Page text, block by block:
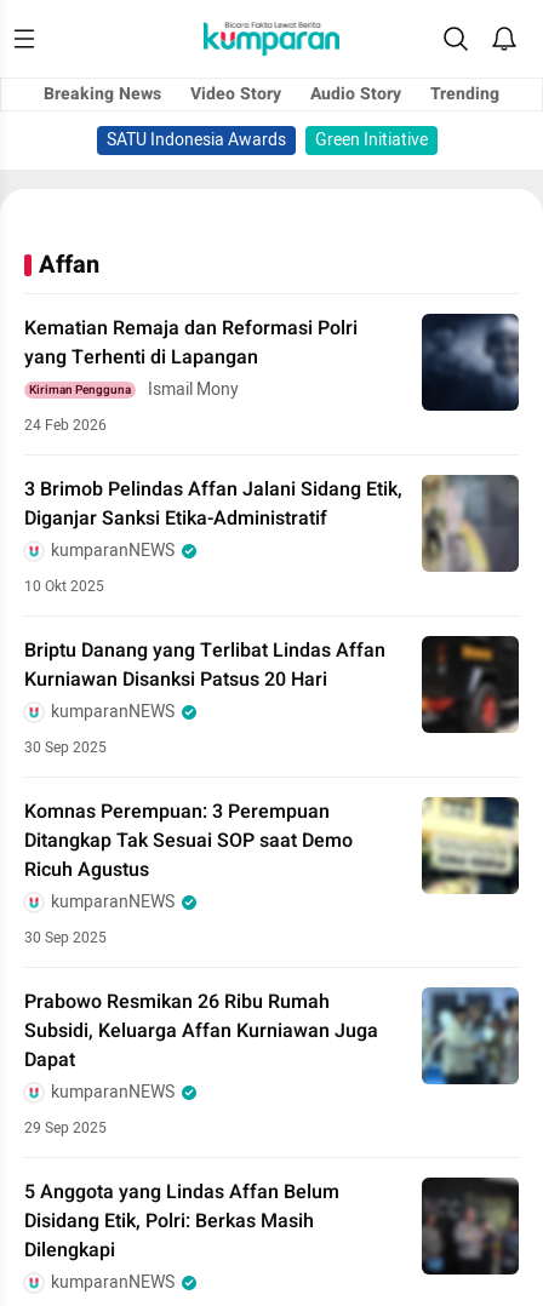
Breaking News Video Story Audio Story
Trending
SATU Indonesia Awards
Green Initiative
Affan
Kematian Remaja dan Reformasi Polri
yang Terhenti di Lapangan
Kiriman Pengguna Ismail Mony
24 Feb 2026
3 Brimob Pelindas Affan Jalani Sidang Etik,
Diganjar Sanksi Etika-Administratif
kumparanNEWS
10 Okt 2025
Briptu Danang yang Terlibat Lindas Affan
Kurniawan Disanksi Patsus 20 Hari
kumparanNEWS
30 Sep 2025
Komnas Perempuan: 3 Perempuan
Ditangkap Tak Sesuai SOP saat Demo
Ricuh Agustus
kumparanNEWS
30 Sep 2025
Prabowo Resmikan 26 Ribu Rumah
Subsidi, Keluarga Affan Kurniawan Juga
Dapat
kumparanNEWS
29 Sep 2025
5 Anggota yang Lindas Affan Belum
Disidang Etik, Polri: Berkas Masih
Dilengkapi
kumparanNEWS